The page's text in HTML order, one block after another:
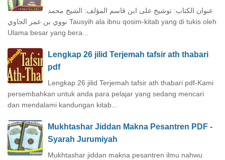
عنوان الكتاب: توشيخ على ابن قاسم المؤلف: الشيخ محمد
نووي بن عمر الجاوي Tausyih ala ibnu qosim-kitab yang di tukis oleh
Ulama besar yang bera...
Lengkap 26 jilid Terjemah tafsir ath thabari
pdf
Lengkap 26 jilid Terjemah tafsir ath thabari pdf-Kami
persembahkan untuk anda para pelajar yang sedang mencari
dan mendalami kandungan kitab...
Mukhtashar Jiddan Makna Pesantren PDF -
Syarah Jurumiyah
Mukhtashar jiddan makna pesantren ilmu nahwu